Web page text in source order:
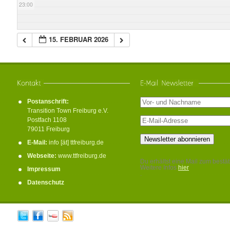
23:00
15. FEBRUAR 2026
Postanschrift:
Transition Town Freiburg e.V.
Postfach 1108
79011 Freiburg
E-Mail: info [ät] ttfreiburg.de
Webseite: www.ttfreiburg.de
Impressum
Datenschutz
Du erhältst eine Mail zum
Weitere Infos hier
.